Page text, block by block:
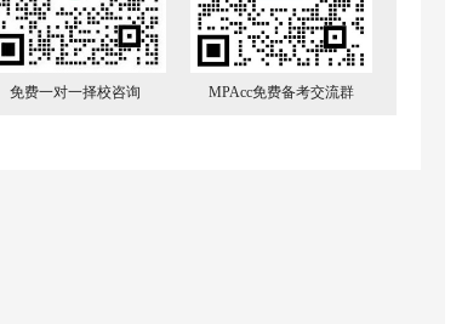
免费一对一择校咨询 MPAcc免费备考交流群